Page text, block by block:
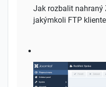
Jak rozbalit nahraný
jakýmkoli FTP